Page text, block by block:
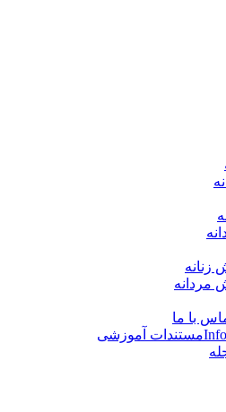
زنانه
مردانه
با ما
مستندات آموزشی